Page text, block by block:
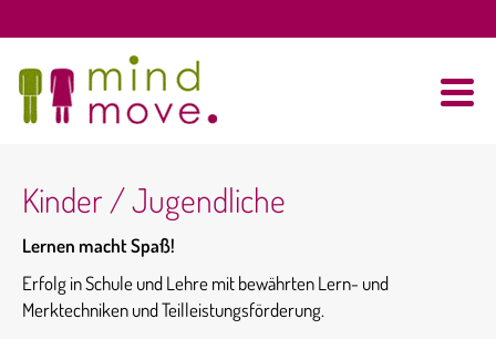
Kinder / Jugendliche
Lernen macht Spaß!
Erfolg in Schule und Lehre mit bewährten Lern- und
Merktechniken und Teilleistungsförderung.